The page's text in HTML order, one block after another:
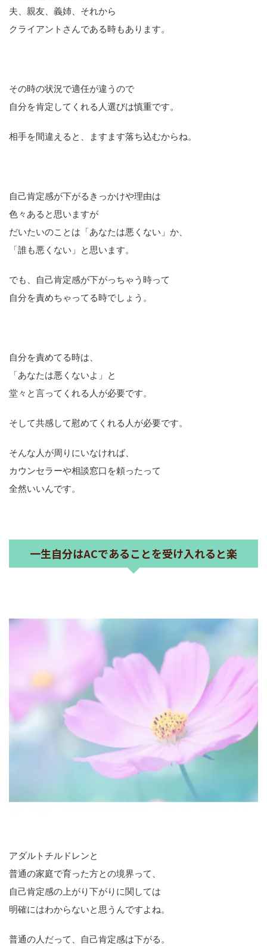
夫、親友、義姉、それから
クライアントさんである時もあります。
その時の状況で適任が違うので
自分を肯定してくれる人選びは慎重です。
相手を間違えると、ますます落ち込むからね。
自己肯定感が下がるきっかけや理由は
色々あると思いますが
だいたいのことは「あなたは悪くない」か、
「誰も悪くない」と思います。
でも、自己肯定感が下がっちゃう時って
自分を責めちゃってる時でしょう。
自分を責めてる時は、
「あなたは悪くないよ」と
堂々と言ってくれる人が必要です。
そして共感して慰めてくれる人が必要です。
そんな人が周りにいなければ、
カウンセラーや相談窓口を頼ったって
全然いいんです。
一生自分はACであることを受け入れると楽
アダルトチルドレンと
普通の家庭で育った方との境界って、
自己肯定感の上がり下がりに関しては
明確にはわからないと思うんですよね。
普通の人だって、自己肯定感は下がる。